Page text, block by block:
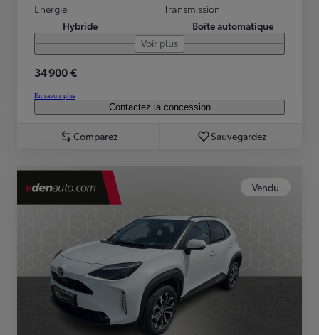
Energie
Hybride
Transmission
Boîte automatique
Voir plus
34 900 €
En savoir plus
Contactez la concession
Comparez Sauvegardez
Vendu